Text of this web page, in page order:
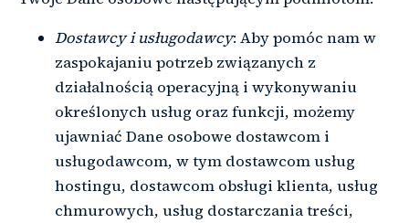
Dostawcy i usługodawcy: Aby pomóc nam w
zaspokajaniu potrzeb związanych z
działalnością operacyjną i wykonywaniu
określonych usług oraz funkcji, możemy
ujawniać Dane osobowe dostawcom i
usługodawcom, w tym dostawcom usług
hostingu, dostawcom obsługi klienta, usług
chmurowych, usług dostarczania treści,